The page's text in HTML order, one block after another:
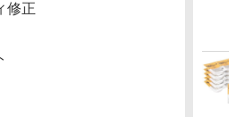
修正